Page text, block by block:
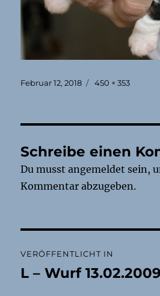
Veröffentlicht
Februar 12, 2018 Originalgröße
450 × 353
Schreibe einen
Du musstangemeldet sein,
Kommentar abzugeben.
VERÖFFENTLICHT IN
L – Wurf 13.02.2009